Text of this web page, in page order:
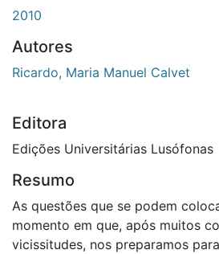
2010
Autores
Ricardo, Maria Manuel Calvet
Editora
Edições Universitárias Lusófonas
Resumo
As questões que se podem
momento em que, após muitos
vicissitudes, nos preparamos